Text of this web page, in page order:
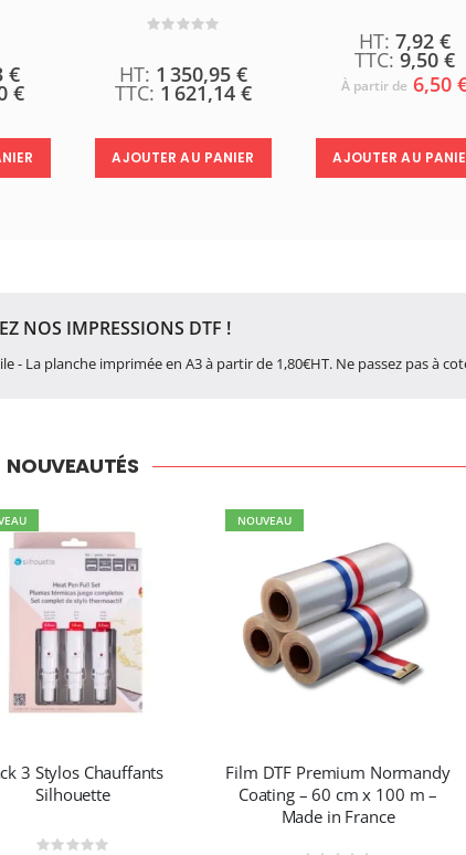
€
€
Rating:
1 621,14 €
1 350,95 €
AJOUTER AU PANIER
9,50 €
7,92 €
À partir de 6,50
AJOUTER AU
NOS IMPRESSIONS DTF !
La planche imprimée en A3 à partir de 1,80€HT. Ne passez pas à
NOUVEAUTÉS
3 Stylos Chauffants
Silhouette
Rating:
NOUVEAU
Film DTF Premium Normandy
Coating – 60 cm x 100 m –
Made in France